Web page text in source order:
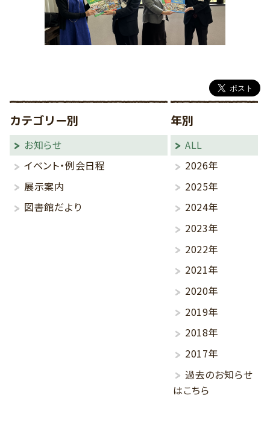
カテゴリー別
お知らせ
イベント・例会日程
展示案内
図書館だより
年別
ALL
2026年
2025年
2024年
2023年
2022年
2021年
2020年
2019年
2018年
2017年
過去のお知らせ
はこちら